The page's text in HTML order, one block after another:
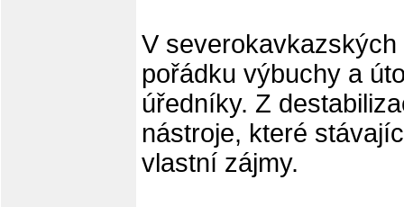
V
pořádku výbuchy a
úředníky. Z
nástroje, které
vlastní zájmy.